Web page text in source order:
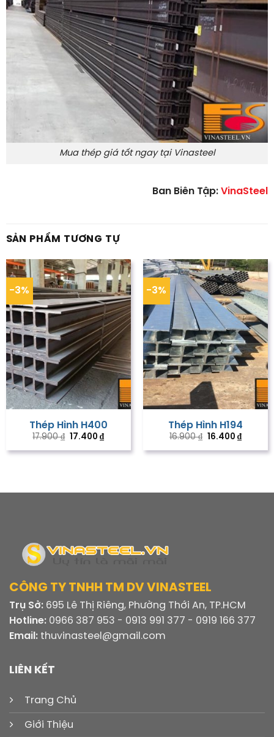
Mua thép giá tốt ngay tại Vinasteel
Ban Biên Tập: VinaSteel
SẢN PHẨM TƯƠNG TỰ
-3%
Thép Hình H400
17.900₫ Giá
là:
17.400₫Giá
tại
-3%
Thép Hình H194
16.900₫ Giá
là:
16.400₫Giá
tại
CÔNG TY TNHH TM DV VINASTEEL
Trụ Sở: 695 Lê Thị Riêng, Phường Thới An, TP.HCM
Hotline: 0966 387 953 - 0913 991 377 - 0919 166 377
Email: thuvinasteel@gmail.com
LIÊN KẾT
Trang Chủ
Giới Thiệu